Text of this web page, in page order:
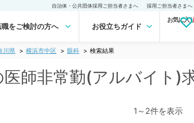
自治体・公共団体採用ご担当者さまへ 採用ご担当者さまへ
職をご検討の方へ お役立ちガイド
お気に入
川県 横浜市中区 眼科 検索結果
師非常勤(アルバイト)
1～2件を表示